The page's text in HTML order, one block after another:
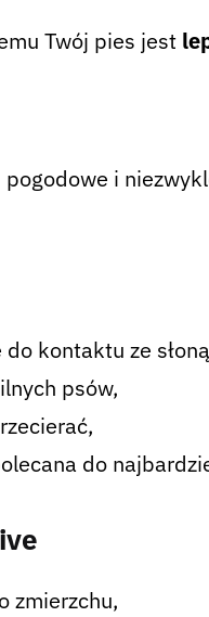
Twój pies jest
i
kontaktu ze
psów,
do
zmierzchu,